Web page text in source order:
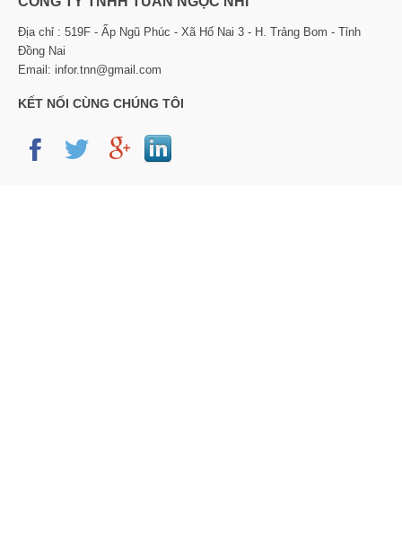
Địa chỉ : 519F - Ấp Ngũ Phúc - Xã Hố Nai 3 - H. Trảng Bom - Tỉnh
Đồng Nai
Email: infor.tnn@gmail.com
KẾT NỐI CÙNG CHÚNG TÔI